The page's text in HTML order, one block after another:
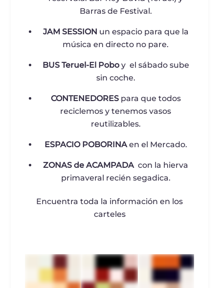
Barras de Festival.
JAM SESSION un espacio para que la
música en directo no pare.
BUS Teruel-El Pobo y el sábado sube
sin coche.
CONTENEDORES para que todos
reciclemos y tenemos vasos
reutilizables.
ESPACIO POBORINAen el Mercado.
ZONAS de ACAMPADA con la hierva
primaveral recién segadica.
Encuentra toda la información en los
carteles